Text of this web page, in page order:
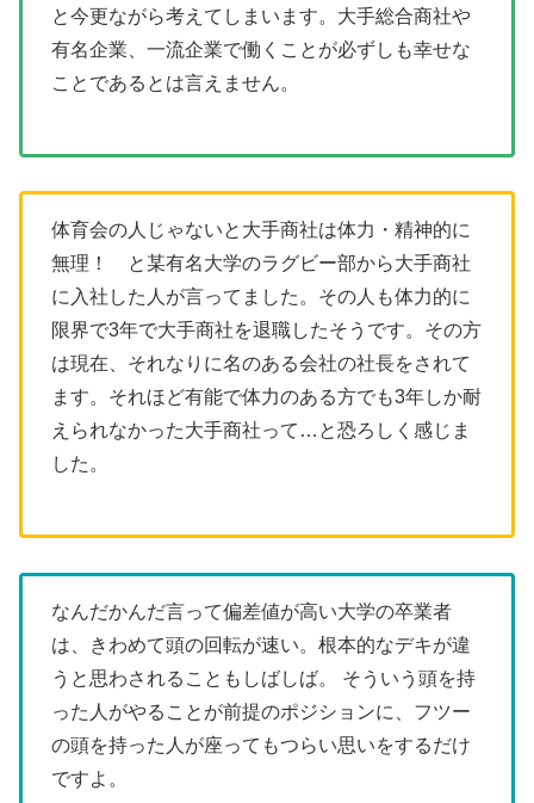
と今更ながら考えてしまいます。大手総合商社や
有名企業、一流企業で働くことが必ずしも幸せな
ことであるとは言えません。
体育会の人じゃないと大手商社は体力・精神的に
無理！ と某有名大学のラグビー部から大手商社
に入社した人が言ってました。その人も体力的に
限界で3年で大手商社を退職したそうです。その方
は現在、それなりに名のある会社の社長をされて
ます。それほど有能で体力のある方でも3年しか耐
えられなかった大手商社って…と恐ろしく感じま
した。
なんだかんだ言って偏差値が高い大学の卒業者
は、きわめて頭の回転が速い。根本的なデキが違
うと思わされることもしばしば。 そういう頭を持
った人がやることが前提のポジションに、フツー
の頭を持った人が座ってもつらい思いをするだけ
ですよ。